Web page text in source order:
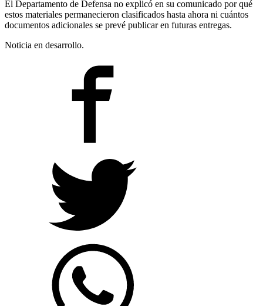
El Departamento de Defensa no explicó en su comunicado por qué
estos materiales permanecieron clasificados hasta ahora ni cuántos
documentos adicionales se prevé publicar en futuras entregas.
Noticia en desarrollo.